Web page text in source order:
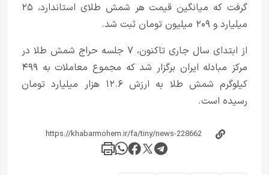
گرفت که میانگین قیمت هر شمش طلای استاندارد، ۲۵
میلیارد و ۲۰۹ میلیون تومان ثبت شد.
از ابتدای سال جاری تاکنون، ۷ جلسه حراج شمش طلا در
مرکز مبادله ایران برگزار شد که مجموع معاملات به ۴۹۹
کیلوگرم شمش طلا به ارزش ۱۲.۶ هزار میلیارد تومان
رسیده است.